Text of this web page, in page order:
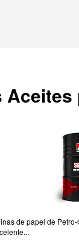
Aceites
de papel de